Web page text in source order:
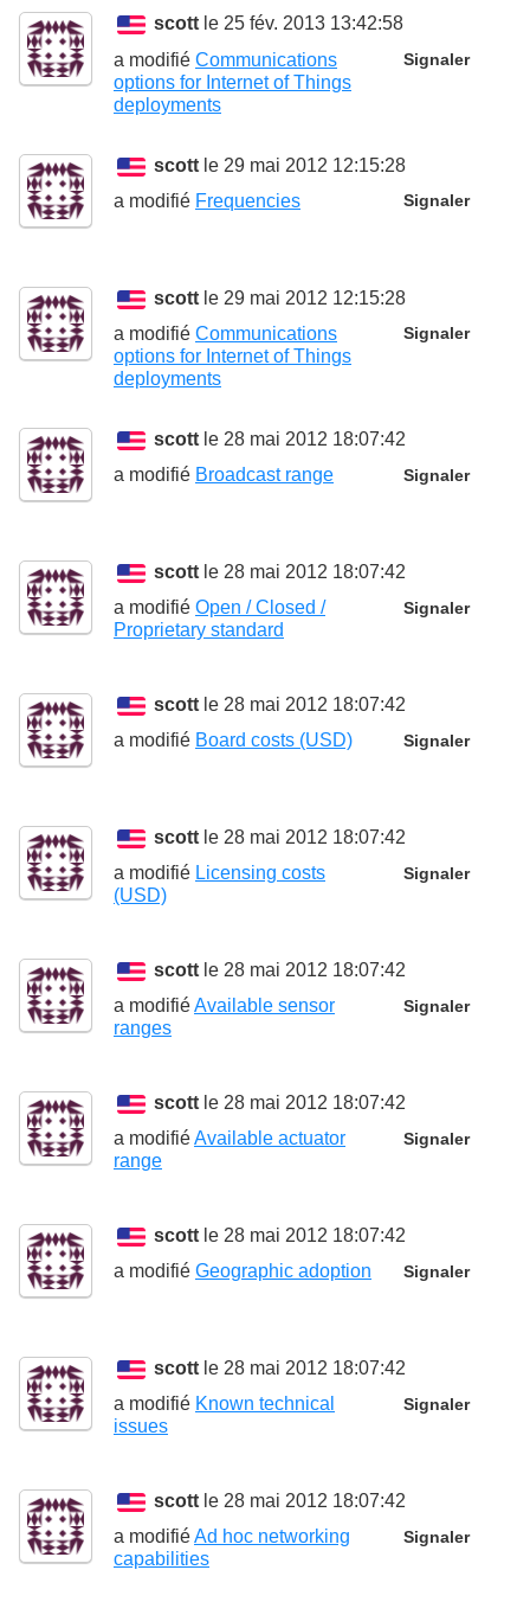
scott le 25 fév. 2013 13:42:58
Signaler
a modifié Communications
options for Internet of Things
deployments
scott le 29 mai 2012 12:15:28
Signaler
a modifié Frequencies
scott le 29 mai 2012 12:15:28
Signaler
a modifié Communications
options for Internet of Things
deployments
scott le 28 mai 2012 18:07:42
Signaler
a modifié Broadcast range
scott le 28 mai 2012 18:07:42
Signaler
a modifié Open / Closed /
Proprietary standard
scott le 28 mai 2012 18:07:42
Signaler
a modifié Board costs (USD)
scott le 28 mai 2012 18:07:42
Signaler
a modifié Licensing costs
(USD)
scott le 28 mai 2012 18:07:42
Signaler
a modifiéAvailable sensor
ranges
scott le 28 mai 2012 18:07:42
Signaler
a modifiéAvailable actuator
range
scott le 28 mai 2012 18:07:42
Signaler
a modifié Geographic adoption
scott le 28 mai 2012 18:07:42
Signaler
a modifié Known technical
issues
scott le 28 mai 2012 18:07:42
Signaler
a modifiéAd hoc networking
capabilities